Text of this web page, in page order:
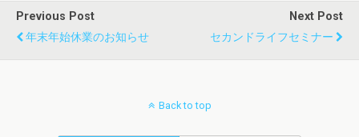
Previous Post
年末年始休業のお知らせ
Next Post
セカンドライフセミナー
Back to top